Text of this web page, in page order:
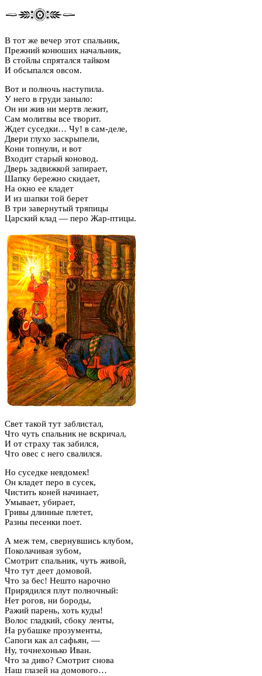
В тот же вечер этот спальник,
Прежний конюших начальник,
В стойлы спрятался тайком
И обсыпался овсом.
Вот и полночь наступила.
У него в груди заныло:
Он ни жив ни мертв лежит,
Сам молитвы все творит.
Ждет суседки… Чу! в сам-деле,
Двери глухо заскрыпели,
Кони топнули, и вот
Входит старый коновод.
Дверь задвижкой запирает,
Шапку бережно скидает,
На окно ее кладет
И из шапки той берет
В три завернутый тряпицы
Царский клад — перо Жар-птицы.
Свет такой тут заблистал,
Что чуть спальник не вскричал,
И от страху так забился,
Что овес с него свалился.
Но суседке невдомек!
Он кладет перо в сусек,
Чистить коней начинает,
Умывает, убирает,
Гривы длинные плетет,
Разны песенки поет.
А меж тем, свернувшись клубом,
Поколачивая зубом,
Смотрит спальник, чуть живой,
Что тут деет домовой.
Что за бес! Нешто нарочно
Прирядился плут полночный:
Нет рогов, ни бороды,
Ражий парень, хоть куды!
Волос гладкий, сбоку ленты,
На рубашке прозументы,
Сапоги как ал сафьян, —
Ну, точнехонько Иван.
Что за диво? Смотрит снова
Наш глазей на домового…